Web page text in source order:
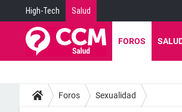
High-Tech Salud
FOROS
Foros Sexualidad